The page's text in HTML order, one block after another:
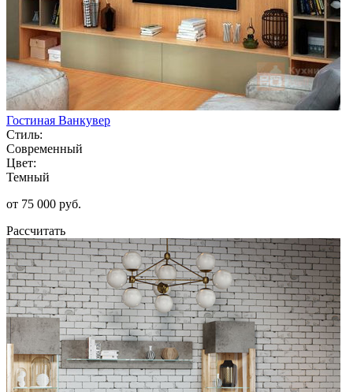
Гостиная Ванкувер
Стиль:
Современный
Цвет:
Темный
от 75 000 руб.
Рассчитать